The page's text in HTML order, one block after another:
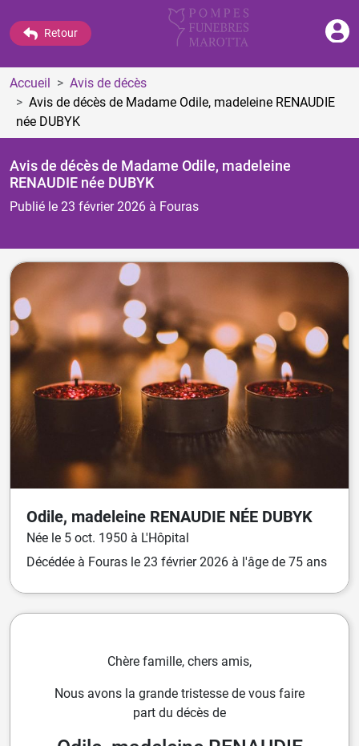
Retour
Accueil
Avis de décès
Avis de décès de Madame Odile, madeleine RENAUDIE
née DUBYK
Avis de décès de Madame Odile, madeleine
RENAUDIE née DUBYK
Publié le 23 février 2026 à Fouras
Odile, madeleine RENAUDIE NÉE DUBYK
Née le 5 oct. 1950 à L'Hôpital
Décédée à Fouras le 23 février 2026 à l'âge de 75 ans
Chère famille, chers amis,
Nous avons la grande tristesse de vous faire
part du décès de